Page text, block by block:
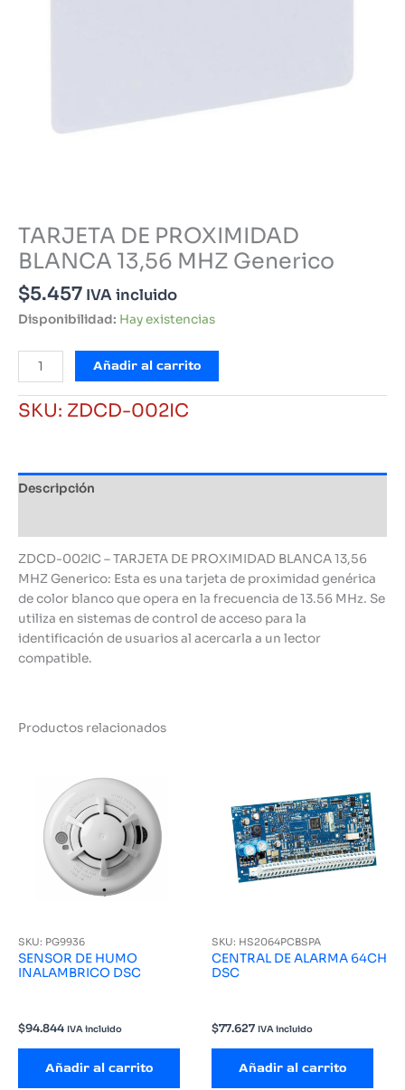
TARJETA DE PROXIMIDAD
BLANCA 13,56 MHZ Generico
$5.457 IVA incluido
Disponibilidad: Hay existencias
TARJETA
DE
PROXIMIDAD
BLANCA
Generico
cantidad
Añadir al carrito
SKU: ZDCD-002IC
Descripción
ZDCD-002IC – TARJETA DE PROXIMIDAD BLANCA 13,56
MHZ Generico: Esta es una tarjeta de proximidad genérica
de color blanco que opera en la frecuencia de 13.56 MHz. Se
utiliza en sistemas de control de acceso para la
identificación de usuarios al acercarla a un lector
compatible.
Productos relacionados
SKU: PG9936
SENSOR DE HUMO
INALAMBRICO DSC
$94.844 IVA incluido
Añadir al carrito
SKU: HS2064PCBSPA
CENTRAL DE ALARMA 64CH
DSC
$77.627 IVA incluido
Añadir al carrito